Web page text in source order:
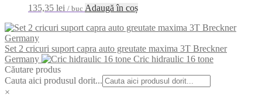
135,35 lei / buc Adaugă în coș
Set 2 cricuri suport capra auto greutate maxima 3T Breckner
Germany
Cric hidraulic 16 tone
Căutare produs
Cauta aici produsul dorit...
×